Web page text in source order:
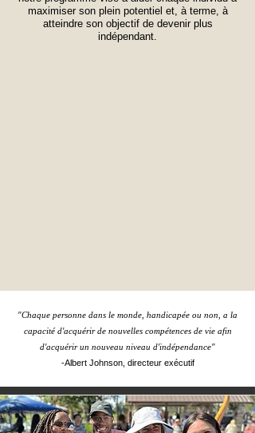
maximiser son plein potentiel et, à terme, à
atteindre son objectif de devenir plus
indépendant.
"Chaque personne dans le monde, handicapée ou non, a la
capacité d'acquérir de nouvelles compétences de vie afin
d'acquérir un nouveau niveau d'indépendance"
-Albert Johnson, directeur exécutif